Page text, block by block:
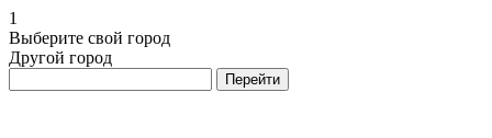
1
Выберите свой город
Другой город
Перейти